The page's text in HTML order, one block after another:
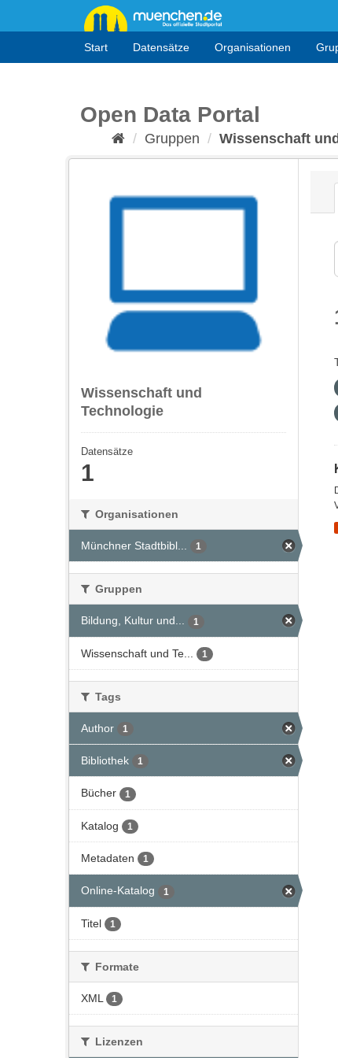
Start Datensätze Organisationen
Open Data Portal
Gruppen Wissenschaft
Wissenschaft und
Technologie
Datensätze
1
Organisationen
Münchner Stadtbibl... 1
Gruppen
Bildung, Kultur und... 1
Wissenschaft und Te... 1
Tags
Author 1
Bibliothek 1
Bücher 1
Katalog 1
Metadaten 1
Online-Katalog 1
Titel 1
Formate
XML 1
Lizenzen